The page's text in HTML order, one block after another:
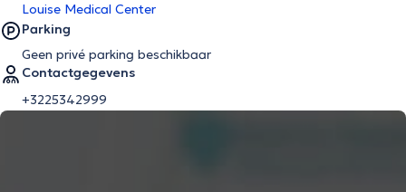
Louise Medical Center
Parking
Geen privé parking beschikbaar
Contactgegevens
+3225342999